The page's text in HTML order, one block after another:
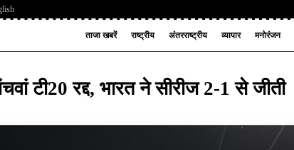
ताजा खबरें राष्ट्रीय अंतरराष्ट्रीय व्यापार मनोरंजन
टी20 रद्द, भारत ने सीरीज 2-1 से जीती